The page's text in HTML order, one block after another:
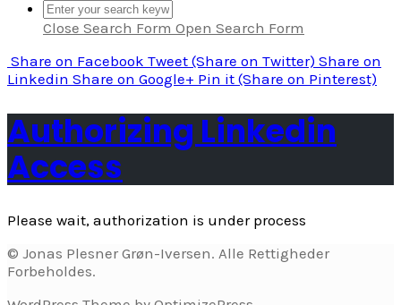
Close Search Form Open Search Form
Share on Facebook Tweet (Share on Twitter) Share on
Linkedin Share on Google+ Pin it (Share on Pinterest)
Authorizing Linkedin
Access
Please wait, authorization is under process
© Jonas Plesner Grøn-Iversen. Alle Rettigheder
Forbeholdes.